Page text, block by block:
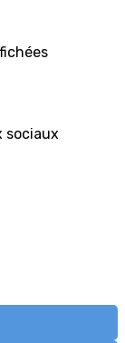
sociaux